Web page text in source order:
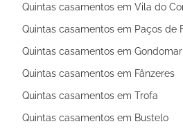
Quintas casamentos em Vila do
Quintas casamentos em Paços de
Quintas casamentos em Gondomar
Quintas casamentos em Fânzeres
Quintas casamentos em Trofa
Quintas casamentos em Bustelo